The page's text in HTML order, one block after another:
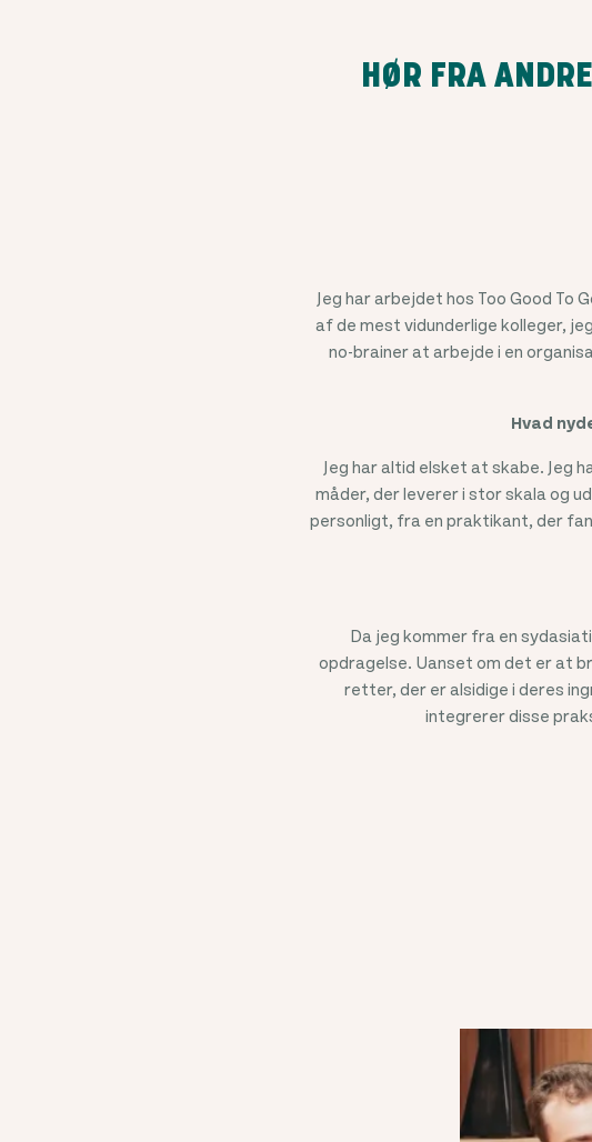
HØR FRA
Jeg har arbejdet hos Too Good To
af de mest vidunderlige kolleger,
no-brainer at arbejde i en
Hvad
Jeg har altid elsket at skabe. Jeg
måder, der leverer i stor skala og
personligt, fra en praktikant, der
Da jeg kommer fra en
opdragelse. Uanset om det er at
retter, der er alsidige i deres
integrerer disse